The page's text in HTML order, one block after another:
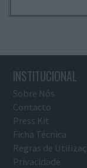
INSTITUCIONAL
Sobre Nós
Contacto
Press Kit
Ficha Técnica
Regras de
Privacidade